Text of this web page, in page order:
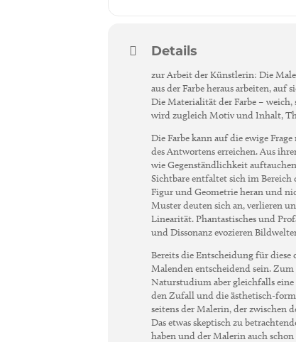
Details
zur Arbeit der Künstlerin: Die
aus der Farbe heraus arbeiten,
Die Materialität der Farbe – weich,
wird zugleich Motiv und Inhalt,
Die Farbe kann auf die ewige
des Antwortens erreichen. Aus
wie Gegenständlichkeit
Sichtbare entfaltet sich im Bereich
Figur und Geometrie heran und
Muster deuten sich an, verlieren
Linearität. Phantastisches und
und Dissonanz evozieren
Bereits die Entscheidung für
Malenden entscheidend sein.
Naturstudium aber gleichfalls
den Zufall und die ästhetisch-
seitens der Malerin, der zwischen
Das etwas skeptisch zu
haben und der Malerin auch